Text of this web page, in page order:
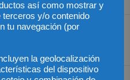
así como mostrar y
y/o contenido
tu navegación (por
la geolocalización
del dispositivo